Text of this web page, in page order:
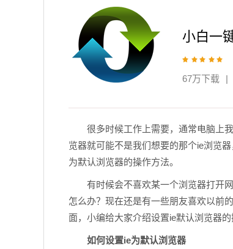
小白一
67万下载
|
很多时候工作上需要，通常电脑上
览器就可能不是我们想要的那个ie浏览
为默认浏览器的操作方法。
有时候会不喜欢某一个浏览器打开
怎么办？现在还是有一些朋友喜欢以前
面，小编给大家介绍设置ie默认浏览器的
如何设置ie为默认浏览器